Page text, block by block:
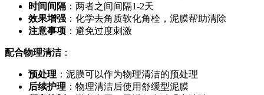
时间间隔 ：两者之间间隔1-2天
效果增强 ：化学去角质软化角栓，泥膜帮助清除
注意事项 ：避免过度刺激
配合物理清洁：
预处理 ：泥膜可以作为物理清洁的预处理
后续护理 ：物理清洁后使用舒缓型泥膜